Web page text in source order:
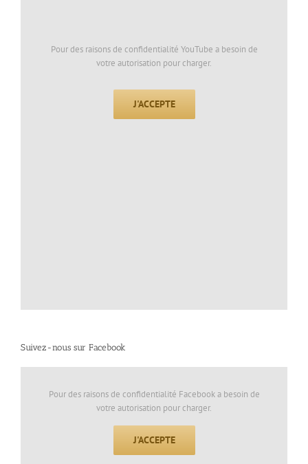
Pour des raisons de confidentialité YouTube a besoin de
votre autorisation pour charger.
J'ACCEPTE
Suivez-nous sur Facebook
Pour des raisons de confidentialité Facebook a besoin de
votre autorisation pour charger.
J'ACCEPTE